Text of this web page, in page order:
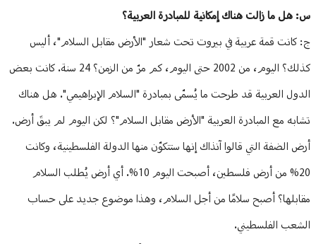
س: هل ما زالت هناك إمكانية للمبادرة العربية؟
ج: كانت قمة عربية في بيروت تحت شعار "الأرض مقابل السلام"، أليس
كذلك؟ اليوم، من 2002 حتى اليوم، كم مرّ من الزمن؟ 24 سنة. كانت بعض
الدول العربية قد طرحت ما يُسمّى بمبادرة "السلام الإبراهيمي". هل هناك
تشابه مع المبادرة العربية "الأرض مقابل السلام"؟ لكن اليوم لم يبقَ أرض.
أرض الضفة التي قالوا آنذاك إنها ستتكوّن منها الدولة الفلسطينية، وكانت
20% من أرض فلسطين، أصبحت اليوم 10%. أي أرض يُطلب السلام
مقابلها؟ أصبح سلامًا من أجل السلام، وهذا موضوع جديد على حساب
الشعب الفلسطيني.